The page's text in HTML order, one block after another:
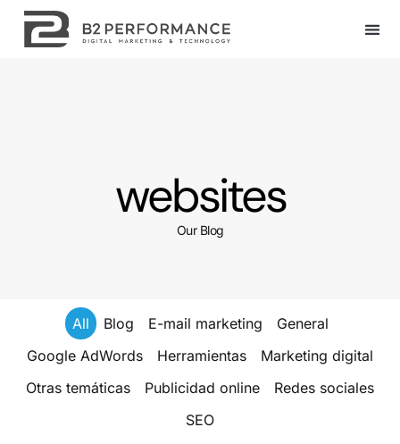
websites
Our Blog
Blog E-mail marketing
General
Google AdWords
Herramientas
Marketing digital
Otras temáticas
Publicidad online
Redes sociales
SEO
All